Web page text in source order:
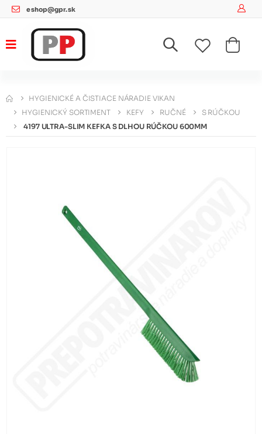
eshop@gpr.sk
HYGIENICKÉ A ČISTIACE NÁRADIE VIKAN
HYGIENICKÝ SORTIMENT
KEFY RUČNÉ
S RÚČKOU
4197 ULTRA-SLIM KEFKA S DLHOU RÚČKOU 600MM